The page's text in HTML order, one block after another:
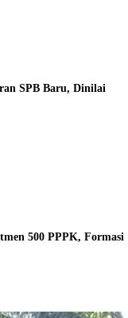
SPB Baru, Dinilai
500 PPPK, Formasi